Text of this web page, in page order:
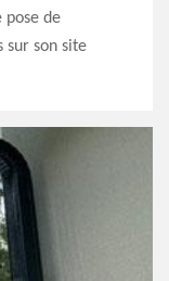
pose de
sur son site